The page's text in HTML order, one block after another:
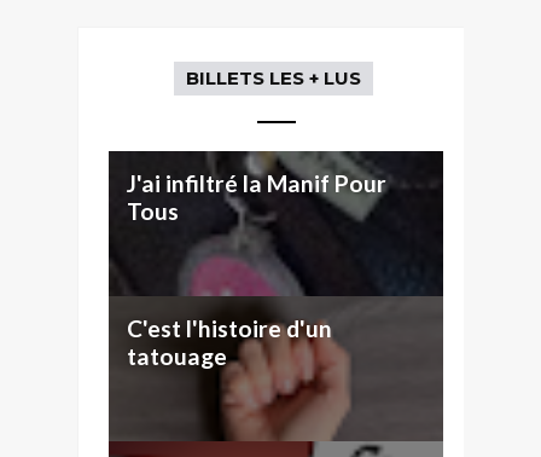
BILLETS LES + LUS
J'ai infiltré la Manif Pour
Tous
C'est l'histoire d'un
tatouage